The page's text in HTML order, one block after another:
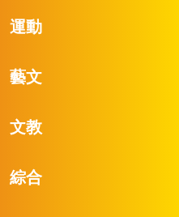
運動
藝文
文教
綜合